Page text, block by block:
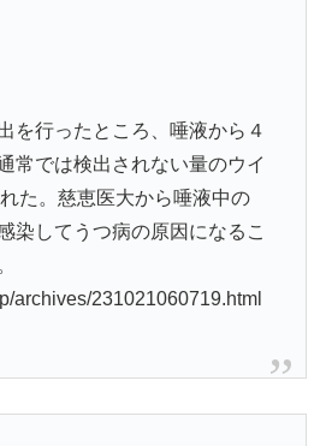
を行ったところ、唾液から４
常では検出されない量のウイ
た。慈恵医大から唾液中の
染してうつ病の原因になるこ
archives/231021060719.html